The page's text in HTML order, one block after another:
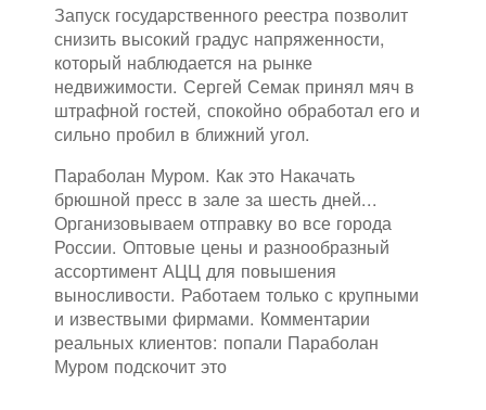
Запуск государственного реестра позволит
снизить высокий градус напряженности,
который наблюдается на рынке
недвижимости. Сергей Семак принял мяч в
штрафной гостей, спокойно обработал его и
сильно пробил в ближний угол.
Параболан Муром. Как это Накачать
брюшной пресс в зале за шесть дней...
Организовываем отправку во все города
России. Оптовые цены и разнообразный
ассортимент АЦЦ для повышения
выносливости. Работаем только с крупными
и извествыми фирмами. Комментарии
реальных клиентов: попали Параболан
Муром подскочит это